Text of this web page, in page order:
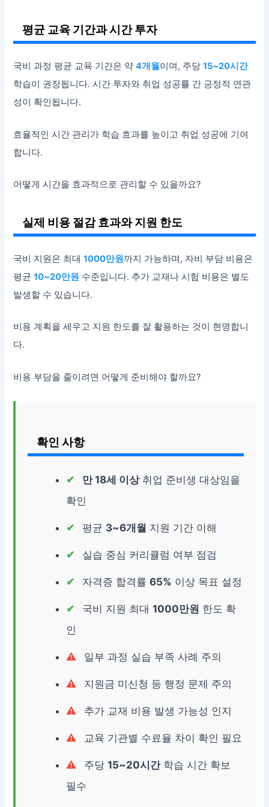
평균 교육 기간과 시간 투자
국비 과정 평균 교육 기간은 약4개월 이며, 주당15~20시간
학습이 권장됩니다. 시간 투자와 취업 성공률 간 긍정적 연관
성이 확인됩니다.
효율적인 시간 관리가 학습 효과를 높이고 취업 성공에 기여
합니다.
어떻게 시간을 효과적으로 관리할 수 있을까요?
실제 비용 절감 효과와 지원 한도
국비 지원은 최대1000만원까지 가능하며, 자비 부담 비용은
평균10~20만원 수준입니다. 추가 교재나 시험 비용은 별도
발생할 수 있습니다.
비용 계획을 세우고 지원 한도를 잘 활용하는 것이 현명합니
다.
비용 부담을 줄이려면 어떻게 준비해야 할까요?
확인 사항
만 18세 이상취업 준비생 대상임을
확인
평균 3~6개월 지원 기간 이해
실습 중심 커리큘럼 여부 점검
자격증 합격률65% 이상 목표 설정
국비 지원 최대1000만원 한도 확
인
일부 과정 실습 부족 사례 주의
지원금 미신청 등 행정 문제 주의
추가 교재 비용 발생 가능성 인지
교육 기관별 수료율 차이 확인 필요
주당15~20시간학습 시간 확보
필수